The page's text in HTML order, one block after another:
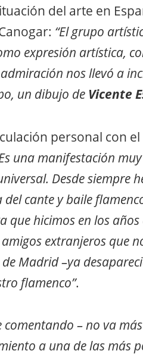
del arte en
“El grupo
expresión artística,
nos llevó a
un dibujo de Vicente
personal con
una manifestación
Desde siempre
cante y baile
hicimos en los años
extranjeros que
Madrid –ya
flamenco”.
comentando – no va
a una de las más